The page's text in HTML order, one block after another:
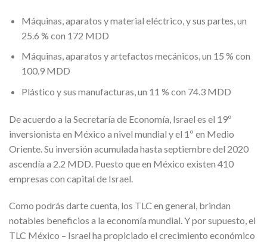
Máquinas, aparatos y material eléctrico, y sus partes, un
25.6 % con 172 MDD
Máquinas, aparatos y artefactos mecánicos, un 15 % con
100.9 MDD
Plástico y sus manufacturas, un 11 % con 74.3 MDD
De acuerdo a la Secretaría de Economía, Israel es el 19º
inversionista en México a nivel mundial y el 1º en Medio
Oriente. Su inversión acumulada hasta septiembre del 2020
ascendía a 2.2 MDD. Puesto que en México existen 410
empresas con capital de Israel.
Como podrás darte cuenta, los TLC en general, brindan
notables beneficios a la economía mundial. Y por supuesto, el
TLC México – Israel ha propiciado el crecimiento económico